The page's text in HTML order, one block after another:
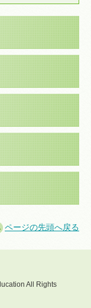
ページの先頭へ戻る
All Rights